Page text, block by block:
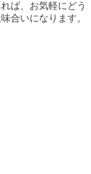
ば、お気軽にどう
合いになります。